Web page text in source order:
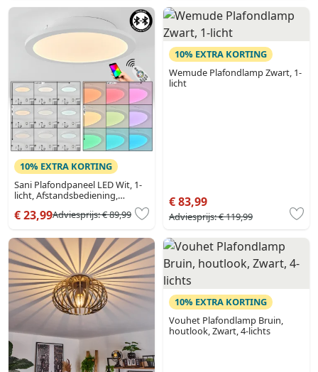
10% EXTRA KORTING
Sani Plafondpaneel LED Wit, 1-
licht, Afstandsbediening,
€ 23,99Adviesprijs:€ 89,99
10% EXTRA KORTING
Wemude Plafondlamp Zwart, 1-
licht
€ 83,99
Adviesprijs:€ 119,99
10% EXTRA KORTING
Vouhet Plafondlamp Bruin,
houtlook, Zwart, 4-lichts